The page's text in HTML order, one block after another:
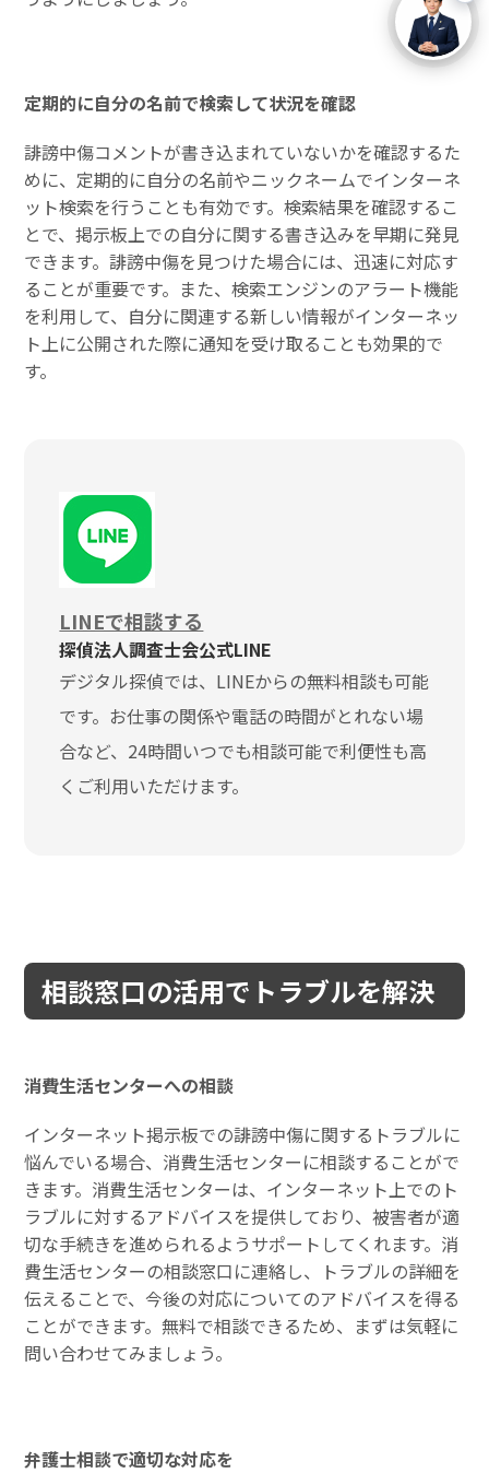
定期的に自分の名前で検索して状況を確認
誹謗中傷コメントが書き込まれていないかを確認するた
めに、定期的に自分の名前やニックネームでインターネ
ット検索を行うことも有効です。検索結果を確認するこ
とで、掲示板上での自分に関する書き込みを早期に発見
できます。誹謗中傷を見つけた場合には、迅速に対応す
ることが重要です。また、検索エンジンのアラート機能
を利用して、自分に関連する新しい情報がインターネッ
ト上に公開された際に通知を受け取ることも効果的で
す。
LINEで相談する
探偵法人調査士会公式LINE
デジタル探偵では、LINEからの無料相談も可能
です。お仕事の関係や電話の時間がとれない場
合など、24時間いつでも相談可能で利便性も高
くご利用いただけます。
相談窓口の活用でトラブルを解決
消費生活センターへの相談
インターネット掲示板での誹謗中傷に関するトラブルに
悩んでいる場合、消費生活センターに相談することがで
きます。消費生活センターは、インターネット上でのト
ラブルに対するアドバイスを提供しており、被害者が適
切な手続きを進められるようサポートしてくれます。消
費生活センターの相談窓口に連絡し、トラブルの詳細を
伝えることで、今後の対応についてのアドバイスを得る
ことができます。無料で相談できるため、まずは気軽に
問い合わせてみましょう。
弁護士相談で適切な対応を